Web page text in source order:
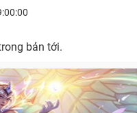
bản tới.